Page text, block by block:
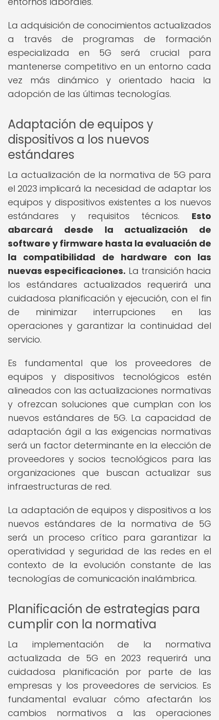
La adquisición de conocimientos actualizados
a través de programas de formación
especializada en 5G será crucial para
mantenerse competitivo en un entorno cada
vez más dinámico y orientado hacia la
adopción de las últimas tecnologías.
Adaptación de equipos y
dispositivos a los nuevos
estándares
La actualización de la normativa de 5G para
el 2023 implicará la necesidad de adaptar los
equipos y dispositivos existentes a los nuevos
estándares y requisitos técnicos. Esto
abarcará desde la actualización de
software y firmware hasta la evaluación de
la compatibilidad de hardware con las
nuevas especificaciones. La transición hacia
los estándares actualizados requerirá una
cuidadosa planificación y ejecución, con el fin
de minimizar interrupciones en las
operaciones y garantizar la continuidad del
servicio.
Es fundamental que los proveedores de
equipos y dispositivos tecnológicos estén
alineados con las actualizaciones normativas
y ofrezcan soluciones que cumplan con los
nuevos estándares de 5G. La capacidad de
adaptación ágil a las exigencias normativas
será un factor determinante en la elección de
proveedores y socios tecnológicos para las
organizaciones que buscan actualizar sus
infraestructuras de red.
La adaptación de equipos y dispositivos a los
nuevos estándares de la normativa de 5G
será un proceso crítico para garantizar la
operatividad y seguridad de las redes en el
contexto de la evolución constante de las
tecnologías de comunicación inalámbrica.
Planificación de estrategias para
cumplir con la normativa
La implementación de la normativa
actualizada de 5G en 2023 requerirá una
cuidadosa planificación por parte de las
empresas y los proveedores de servicios. Es
fundamental evaluar cómo afectarán los
cambios normativos a las operaciones